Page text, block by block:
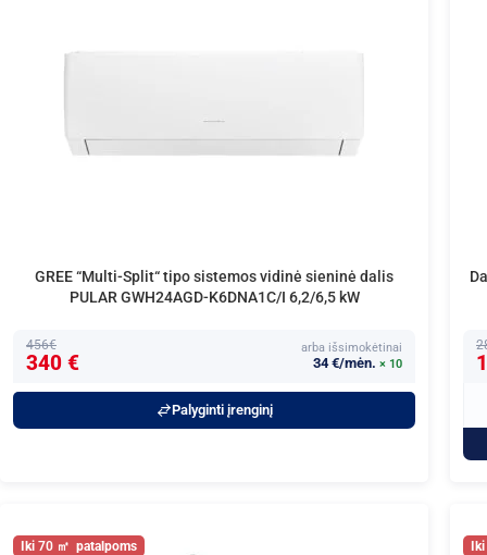
GREE “Multi-Split“ tipo sistemos vidinė sieninė dalis
PULAR GWH24AGD-K6DNA1C/I 6,2/6,5 kW
456€
340 €
arba išsimokėtinai
34 €/mėn. × 10
Palyginti įrenginį
70